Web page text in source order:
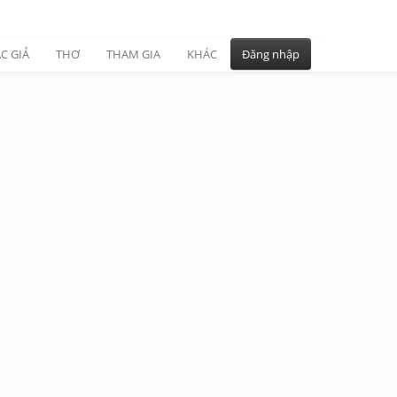
GIẢ THƠ THAM GIA KHÁC Đăng nhập